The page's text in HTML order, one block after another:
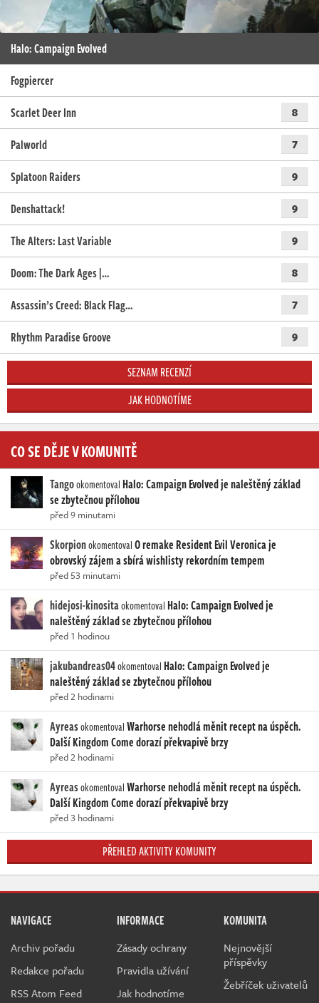
Halo: Campaign Evolved
Fogpiercer
Scarlet Deer Inn
8
Palworld 7
Splatoon Raiders 9
Denshattack! 9
The Alters: Last Variable 9
Doom: The Dark Ages |… 8
Assassin’s Creed: Black Flag… 7
Rhythm Paradise Groove 9
SEZNAM RECENZÍ
JAK HODNOTÍME
CO SE DĚJE V KOMUNITĚ
Tangookomentoval Halo: Campaign Evolved je naleštěný základ
se zbytečnou přílohou
před 9 minutami
SkorpionokomentovalO remake Resident Evil Veronica je
obrovský zájem a sbírá wishlisty rekordním tempem
před 53 minutami
hidejosi-kinositaokomentoval Halo: Campaign Evolved je
naleštěný základ se zbytečnou přílohou
před 1 hodinou
jakubandreas04okomentoval Halo: Campaign Evolved je
naleštěný základ se zbytečnou přílohou
před 2 hodinami
AyreasokomentovalWarhorse nehodlá měnit recept na úspěch.
Další Kingdom Come dorazí překvapivě brzy
před 2 hodinami
AyreasokomentovalWarhorse nehodlá měnit recept na úspěch.
Další Kingdom Come dorazí překvapivě brzy
před 3 hodinami
PŘEHLED AKTIVITY KOMUNITY
NAVIGACE
Archiv pořadu
Redakce pořadu
RSS Atom Feed
INFORMACE
Zásady ochrany
Pravidla užívání
Jak hodnotíme
KOMUNITA
Nejnovější
příspěvky
Žebříček uživatelů